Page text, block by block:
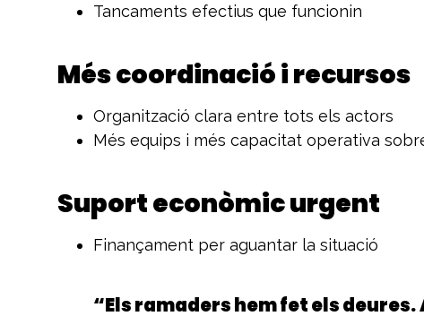
Tancaments efectius que funcionin
Més coordinació i recursos
Organització clara entre tots els actors
Més equips i més capacitat operativa
Suport econòmic urgent
Finançament per aguantar la situació
“Els ramaders hem fet els deures.